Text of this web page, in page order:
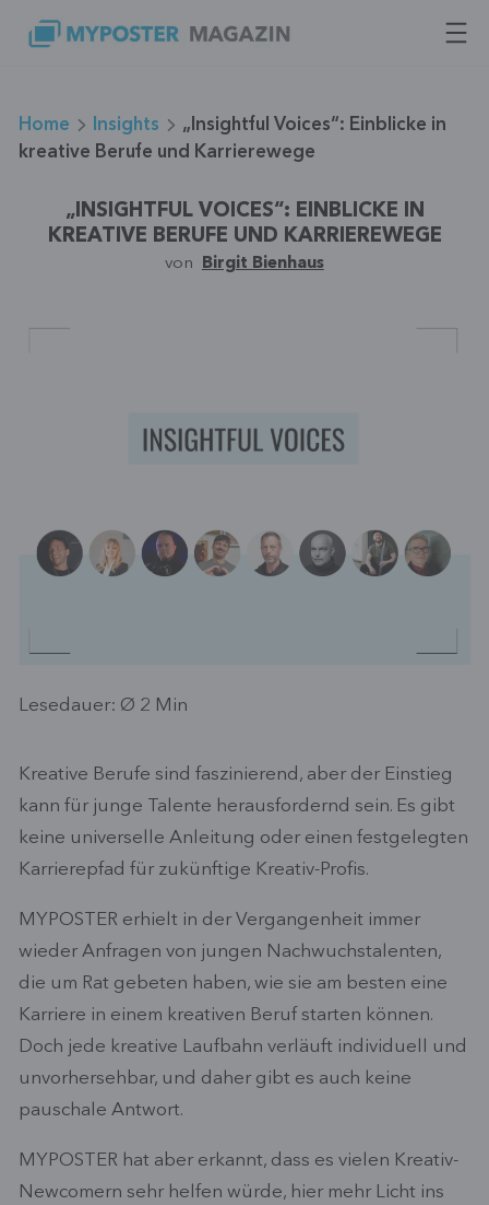
Inhalt
springen
Home Insights
„Insightful Voices“: Einblicke in
kreative Berufe und Karrierewege
„INSIGHTFUL VOICES“: EINBLICKE IN
KREATIVE BERUFE UND KARRIEREWEGE
von Birgit Bienhaus
Lesedauer: Ø 2 Min
Kreative Berufe sind faszinierend, aber der Einstieg
kann für junge Talente herausfordernd sein. Es gibt
keine universelle Anleitung oder einen festgelegten
Karrierepfad für zukünftige Kreativ-Profis.
MYPOSTER erhielt in der Vergangenheit immer
wieder Anfragen von jungen Nachwuchstalenten,
die um Rat gebeten haben, wie sie am besten eine
Karriere in einem kreativen Beruf starten können.
Doch jede kreative Laufbahn verläuft individuell und
unvorhersehbar, und daher gibt es auch keine
pauschale Antwort.
MYPOSTER hat aber erkannt, dass es vielen Kreativ-
Newcomern sehr helfen würde, hier mehr Licht ins